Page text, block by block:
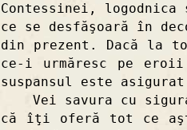
Contessinei,
ce se desfăşoară în
din prezent. Dacă la
ce-i urmăresc pe
suspansul este
Vei savura cu
că îţi oferă tot ce